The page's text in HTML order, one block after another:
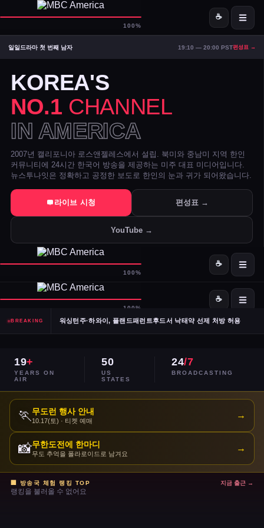
100%
☕
KOREA'S
NO.1 CHANNEL
IN AMERICA
2007년 캘리포니아 로스앤젤레스에서 설립. 북미와 중남미 지역 한인
커뮤니티에 24시간 한국어 방송을 제공하는 미주 대표 미디어입니다.
뉴스투나잇은 정확하고 공정한 보도로 한인의 눈과 귀가 되어왔습니다.
라이브 시청 편성표 →
YouTube →
MBC America
ON AIR — LIVE 02:28
일일드라마 첫 번째 남자 19:10 — 20:00 PST편성표 →
BREAKING
트럼프 DOJ 반무기화 기금 — 1·6 폭동 피고인들 감옥에서 배상금으
美 시카고·신시내티 등 10개 도시 시장, 유럽과 민주주의 수호 협약
전직 검사 연방 기소 — 잭 스미스 보고서 개인 이메일로 유출 혐의
SpaceX·OpenAI, IPO 계획 공식 확인… 시장 기대감 고조
Meta, 전체 인력 10% 감원 후 수천 명을 AI 사업부로 재배치
워싱턴주·하와이, 플랜드패런트후드서 낙태약 선제 처방 허용
이란, 호르무즈 해협 '통제 해양 구역' 선언… 긴장 고조
민주당 전국위, 2024년 선거 검토 보고서 '불완전·검증 불가' 판정
주거비 계속 상승 — 임차인·주택 구매자 모두 부담 가중
이스라엘, 레바논 휴전 연장 합의 후에도 공격 지속
19+
YEARS ON
AIR
50
US
STATES
24/7
BROADCASTING
🏃 무도런 행사 안내
10.17(토) · 티켓 예매
→
📸무한도전에 한마디
무도 추억을 폴라로이드로 남겨요
→
🏢 방송국 체험 랭킹 TOP 지금 출근 →
랭킹을 불러올 수 없어요